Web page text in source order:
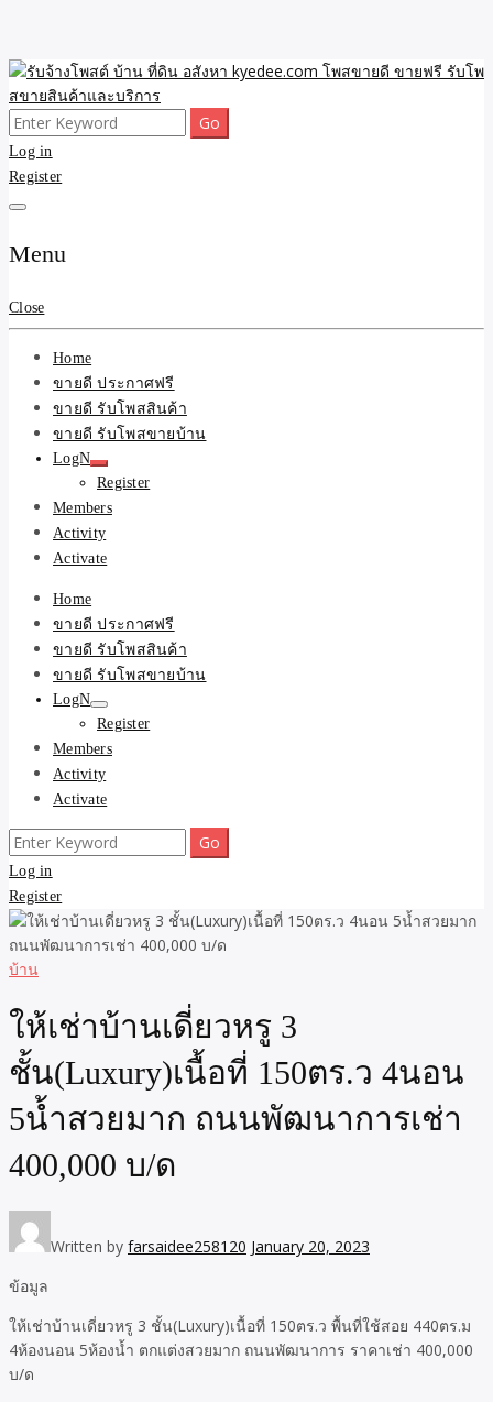
Skip
to
content
รับจ้างโพสต์ บ้าน ที่ดิน
อสังหา kyedee.com โพส
ขายดี ขายฟรี รับโพสขาย
สินค้าและบริการ
ขายดี โพสประกาศขายสินค้าฟรี บ้าน ที่ดิน อสังหา รับโพสต์ประกาศขาย
ของ รับรองผล ดีที่สุดถูกที่สุด ติดหน้าแรกกูเกืล
Search
for:
Log in
Register
Menu
Close
Home
ขายดี ประกาศฟรี
ขายดี รับโพสสินค้า
ขายดี รับโพสขายบ้าน
LogN
Register
Members
Activity
Activate
Home
ขายดี ประกาศฟรี
ขายดี รับโพสสินค้า
ขายดี รับโพสขายบ้าน
LogN
Register
Members
Activity
Activate
Search
for:
Log in
Register
บ้าน
ให้เช่าบ้านเดี่ยวหรู 3
ชั้น(Luxury)เนื้อที่ 150ตร.ว 4นอน
5น้ำสวยมาก ถนนพัฒนาการเช่า
400,000 บ/ด
Written by farsaidee258120 January 20, 2023
ข้อมูล
ให้เช่าบ้านเดี่ยวหรู 3 ชั้น(Luxury)เนื้อที่ 150ตร.ว พื้นที่ใช้สอย 440ตร.ม
4ห้องนอน 5ห้องน้ำ ตกแต่งสวยมาก ถนนพัฒนาการ ราคาเช่า 400,000
บ/ด